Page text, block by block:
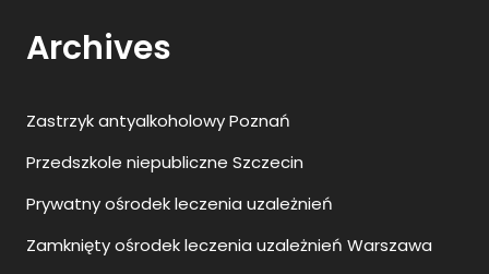
Archives
Zastrzyk antyalkoholowy Poznań
Przedszkole niepubliczne Szczecin
Prywatny ośrodek leczenia uzależnień
Zamknięty ośrodek leczenia uzależnień Warszawa